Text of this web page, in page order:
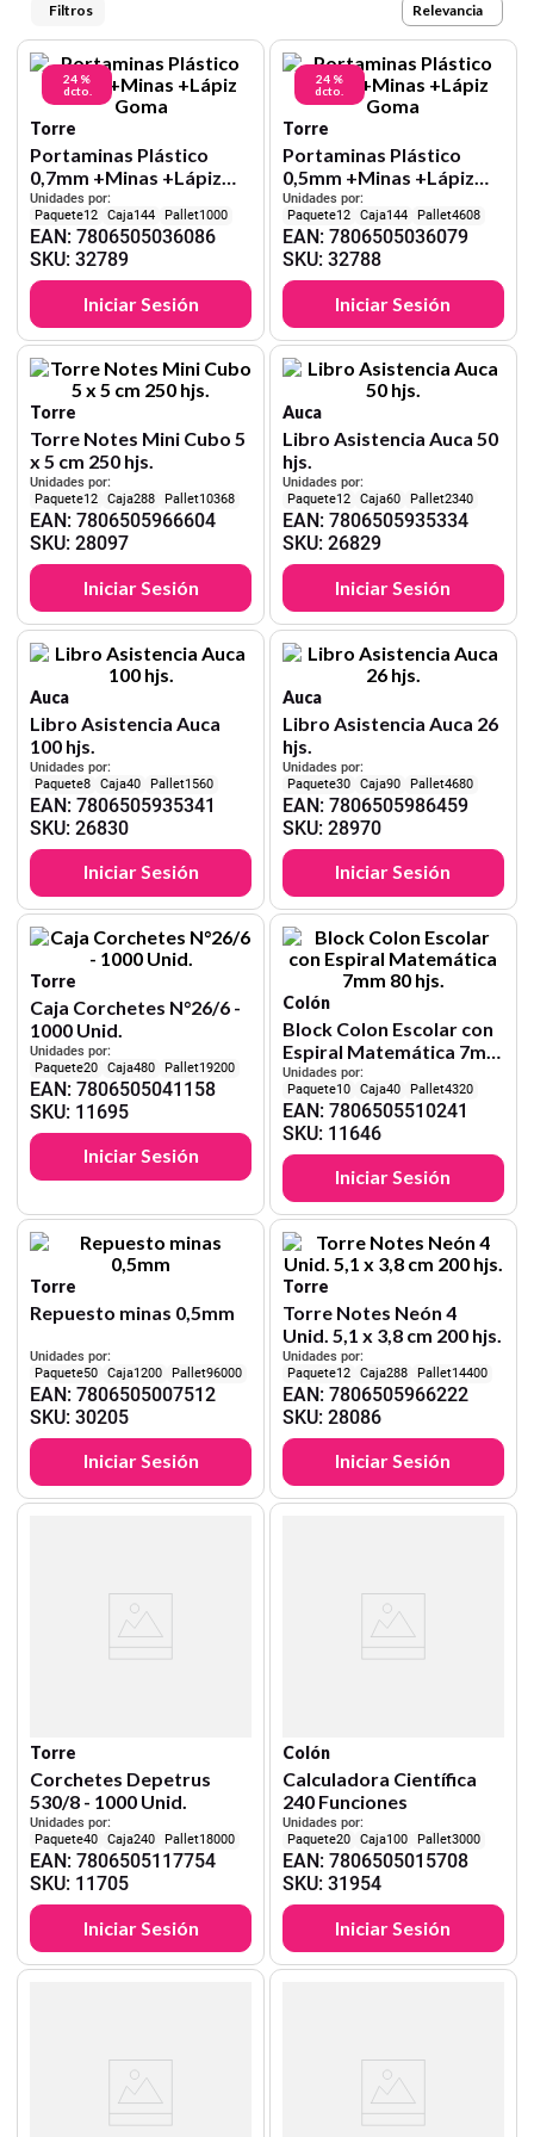
10. lapiz
Relevancia
24 %
dcto.
Torre
Portaminas Plástico
0,7mm +Minas +Lápiz
Goma
Unidades por:
12
144 1000
EAN:7806505036086
SKU:32789
Iniciar Sesión
24 %
dcto.
Torre
Portaminas Plástico
0,5mm +Minas +Lápiz
Goma
Unidades por:
12
144 4608
EAN: 7806505036079
SKU: 32788
Iniciar Sesión
Torre
Torre Notes Mini Cubo 5
x 5 cm 250 hjs.
Unidades por:
12
288 10368
EAN:7806505966604
SKU:28097
Iniciar Sesión
Auca
Libro Asistencia Auca 50
hjs.
Unidades por:
12
60 2340
EAN: 7806505935334
SKU: 26829
Iniciar Sesión
Auca
Libro Asistencia Auca
100 hjs.
Unidades por:
8
40 1560
EAN:7806505935341
SKU:26830
Iniciar Sesión
Auca
Libro Asistencia Auca 26
hjs.
Unidades por:
30
90 4680
EAN: 7806505986459
SKU: 28970
Iniciar Sesión
Torre
Caja Corchetes N°26/6 -
1000 Unid.
Unidades por:
20
480 19200
EAN:7806505041158
SKU: 11695
Iniciar Sesión
Colón
Block Colon Escolar con
Espiral Matemática 7mm
80 hjs.
Unidades por:
10
40 4320
EAN: 7806505510241
SKU: 11646
Iniciar Sesión
Torre
Repuesto minas 0,5mm
Unidades por:
50
1200 96000
EAN:7806505007512
SKU:30205
Iniciar Sesión
Torre
Torre Notes Neón 4
Unid. 5,1 x 3,8 cm 200 hjs.
Unidades por:
12
288 14400
EAN: 7806505966222
SKU: 28086
Iniciar Sesión
Torre
Corchetes Depetrus
530/8 - 1000 Unid.
Unidades por:
40
240 18000
EAN:7806505117754
SKU: 11705
Iniciar Sesión
Colón
Calculadora Científica
240 Funciones
Unidades por:
20
100 3000
EAN: 7806505015708
SKU: 31954
Iniciar Sesión